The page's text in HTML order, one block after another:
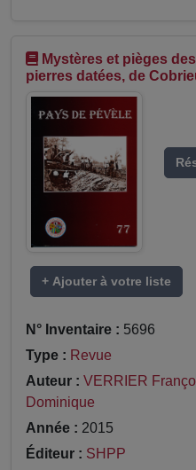
Mystères et pièges
pierres datées, de
+ Ajouter à votre liste
N° Inventaire : 5696
Type : Revue
Auteur : VERRIER
Dominique
Année : 2015
Éditeur : SHPP